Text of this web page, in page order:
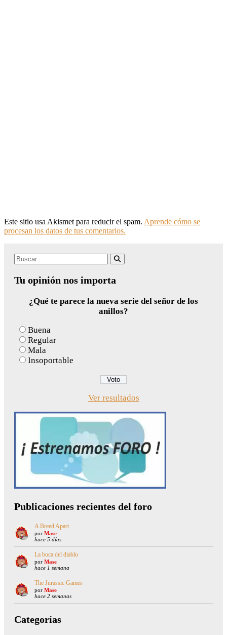
Este sitio usa Akismet para reducir el spam. Aprende cómo se
procesan los datos de tus comentarios.
Search
Tu opinión nos importa
¿Qué te parece la nueva serie del señor de los
anillos?
Buena
Regular
Mala
Insoportable
Ver resultados
Publicaciones recientes del foro
A Breed Apart
por Mase
hace 5 días
La boca del diablo
por Mase
hace 1 semana
The Jurassic Games
por Mase
hace 2 semanas
Categorías